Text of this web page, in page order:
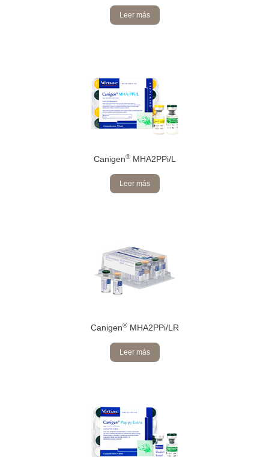
Leer más
Canigen®MHA2PPi/L
Leer más
Canigen®MHA2PPi/LR
Leer más